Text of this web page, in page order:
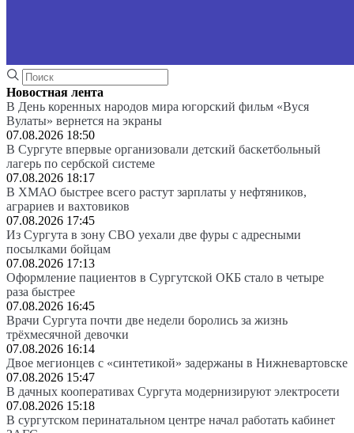
Новостная лента
В День коренных народов мира югорский фильм «Вуся
Вулаты» вернется на экраны
07.08.2026 18:50
В Сургуте впервые организовали детский баскетбольный
лагерь по сербской системе
07.08.2026 18:17
В ХМАО быстрее всего растут зарплаты у нефтяников,
аграриев и вахтовиков
07.08.2026 17:45
Из Сургута в зону СВО уехали две фуры с адресными
посылками бойцам
07.08.2026 17:13
Оформление пациентов в Сургутской ОКБ стало в четыре
раза быстрее
07.08.2026 16:45
Врачи Сургута почти две недели боролись за жизнь
трёхмесячной девочки
07.08.2026 16:14
Двое мегионцев с «синтетикой» задержаны в Нижневартовске
07.08.2026 15:47
В дачных кооперативах Сургута модернизируют электросети
07.08.2026 15:18
В сургутском перинатальном центре начал работать кабинет